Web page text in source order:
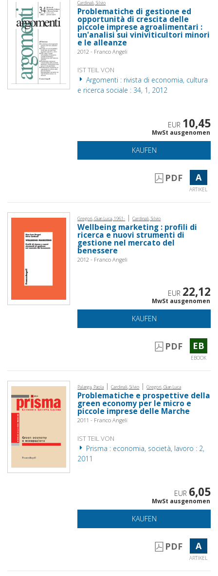
Cardinali, Silvio
Problematiche di gestione ed
opportunità di crescita delle
piccole imprese agroalimentari :
un'analisi sui viniviticultori minori
e le alleanze
2012 - Franco Angeli
IST TEIL VON
Argomenti : rivista di economia, cultura
e ricerca sociale : 34, 1, 2012
EUR 10,45
MwSt ausgenomen
KAUFEN
PDF A
ARTIKEL
Gregori, Gian Luca, 1961- | Cardinali, Silvio
Wellbeing marketing : profili di
ricerca e nuovi strumenti di
gestione nel mercato del
benessere
2012 - Franco Angeli
EUR 22,12
MwSt ausgenomen
KAUFEN
PDF EB
EBOOK
Palanga, Paola | Cardinali, Silvio | Gregori, Gian Luca
Problematiche e prospettive della
green economy per le micro e
piccole imprese delle Marche
2011 - Franco Angeli
IST TEIL VON
Prisma : economia, società, lavoro : 2,
2011
EUR 6,05
MwSt ausgenomen
KAUFEN
PDF A
ARTIKEL